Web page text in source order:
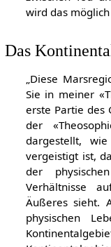
wird das möglich
Das
„Diese
Sie in meiner
erste Partie des
der
dargestellt,
vergeistigt ist,
der
Verhältnisse
Äußeres sieht.
physischen